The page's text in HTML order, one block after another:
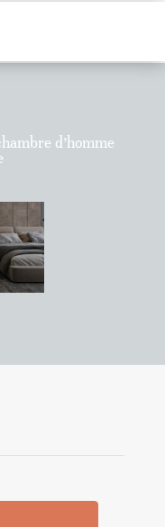
d’homme